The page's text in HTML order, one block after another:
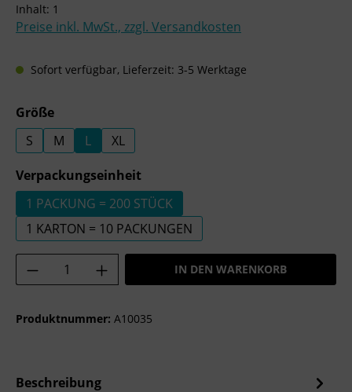
Inhalt: 1
Preise inkl. MwSt., zzgl. Versandkosten
Sofort verfügbar, Lieferzeit: 3-5 Werktage
Größeauswählen
S
M L
XL
Verpackungseinheitauswählen
1 PACKUNG = 200 STÜCK
1 KARTON = 10 PACKUNGEN
Produkt Anzahl: Gib den gewünschten
IN DEN WARENKORB
Produktnummer: A10035
Beschreibung